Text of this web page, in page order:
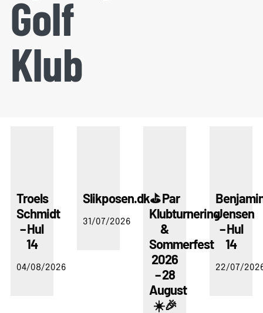
Golf
Klub
Troels
Schmidt
– Hul
14
04/08/2026
Slikposen.dk
31/07/2026
⛳ Par
Klubturnering
&
Sommerfest
2026
– 28
August
☀️🎉
Jensen
– Hul
14
22/07/